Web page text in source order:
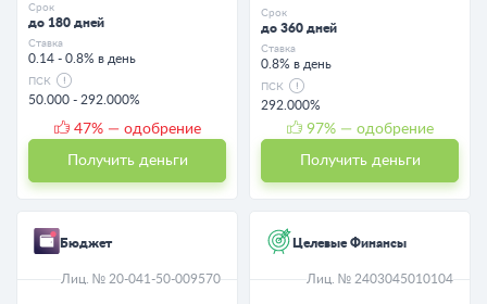
Срок
до 180 дней
Ставка
0.14 - 0.8% в день
ПСК
50.000 - 292.000%
47% — одобрение
Получить деньги
Срок
до 360 дней
Ставка
0.8% в день
ПСК
292.000%
97% — одобрение
Получить деньги
Бюджет
Лиц. № 20-041-50-009570
Целевые Финансы
Лиц. № 2403045010104